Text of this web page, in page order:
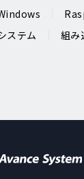
ステム 組み